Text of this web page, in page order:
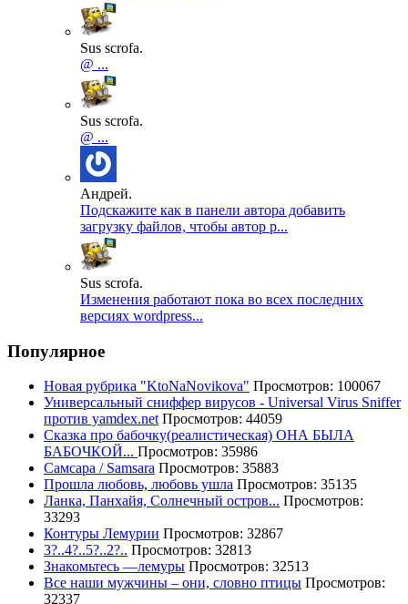
Sus scrofa.
@ ...
Sus scrofa.
@ ...
Андрей.
Подскажите как в панели автора добавить
загрузку файлов, чтобы автор р...
Sus scrofa.
Изменения работают пока во всех последних
версиях wordpress...
Популярное
Новая рубрика "KtoNaNovikova" Просмотров: 100067
Универсальный сниффер вирусов - Universal Virus Sniffer
против yamdex.net Просмотров: 44059
Сказка про бабочку(реалистическая) ОНА БЫЛА
БАБОЧКОЙ... Просмотров: 35986
Самсара / Samsara Просмотров: 35883
Прошла любовь, любовь ушла Просмотров: 35135
Ланка, Панхайя, Солнечный остров... Просмотров:
33293
Контуры Лемурии Просмотров: 32867
3?..4?..5?..2?.. Просмотров: 32813
Знакомьтесь —лемуры Просмотров: 32513
Все наши мужчины – они, словно птицы Просмотров:
32337